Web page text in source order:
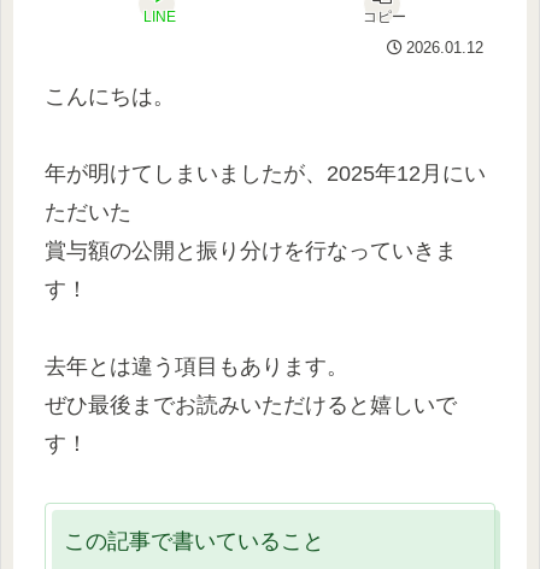
LINE
コピー
2026.01.12
こんにちは。
年が明けてしまいましたが、2025年12月にい
ただいた
賞与額の公開と振り分けを行なっていきま
す！
去年とは違う項目もあります。
ぜひ最後までお読みいただけると嬉しいで
す！
この記事で書いていること